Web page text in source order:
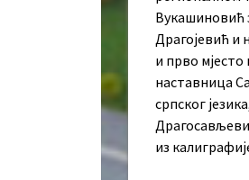
Вукашиновић
Драгојевић и
и прво
наставница
српског
из